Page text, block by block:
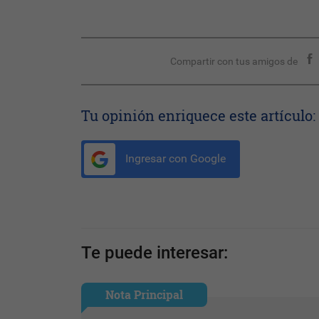
Compartir con tus amigos de
Tu opinión enriquece este artículo:
Ingresar con Google
Te puede interesar:
Nota Principal